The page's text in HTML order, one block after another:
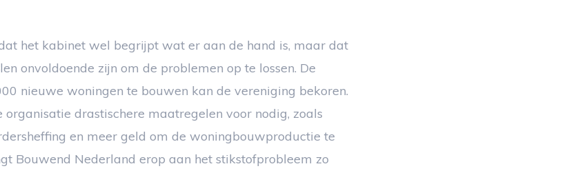
het kabinet wel begrijpt wat er aan de hand is, maar dat
onvoldoende zijn om de problemen op te lossen. De
nieuwe woningen te bouwen kan de vereniging bekoren.
drastischere maatregelen voor nodig, zoals
en meer geld om de woningbouwproductie te
Bouwend Nederland erop aan het stikstofprobleem zo